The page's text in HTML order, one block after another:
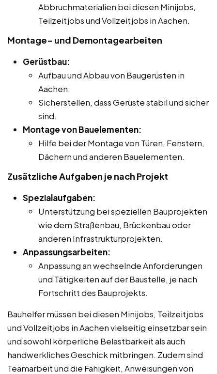
Abbruchmaterialien bei diesen Minijobs,
Teilzeitjobs und Vollzeitjobs in Aachen.
Montage- und Demontagearbeiten
Gerüstbau:
Aufbau und Abbau von Baugerüsten in
Aachen.
Sicherstellen, dass Gerüste stabil und sicher
sind.
Montage von Bauelementen:
Hilfe bei der Montage von Türen, Fenstern,
Dächern und anderen Bauelementen.
Zusätzliche Aufgaben je nach Projekt
Spezialaufgaben:
Unterstützung bei speziellen Bauprojekten
wie dem Straßenbau, Brückenbau oder
anderen Infrastrukturprojekten.
Anpassungsarbeiten:
Anpassung an wechselnde Anforderungen
und Tätigkeiten auf der Baustelle, je nach
Fortschritt des Bauprojekts.
Bauhelfer müssen bei diesen Minijobs, Teilzeitjobs
und Vollzeitjobs in Aachen vielseitig einsetzbar sein
und sowohl körperliche Belastbarkeit als auch
handwerkliches Geschick mitbringen. Zudem sind
Teamarbeit und die Fähigkeit, Anweisungen von